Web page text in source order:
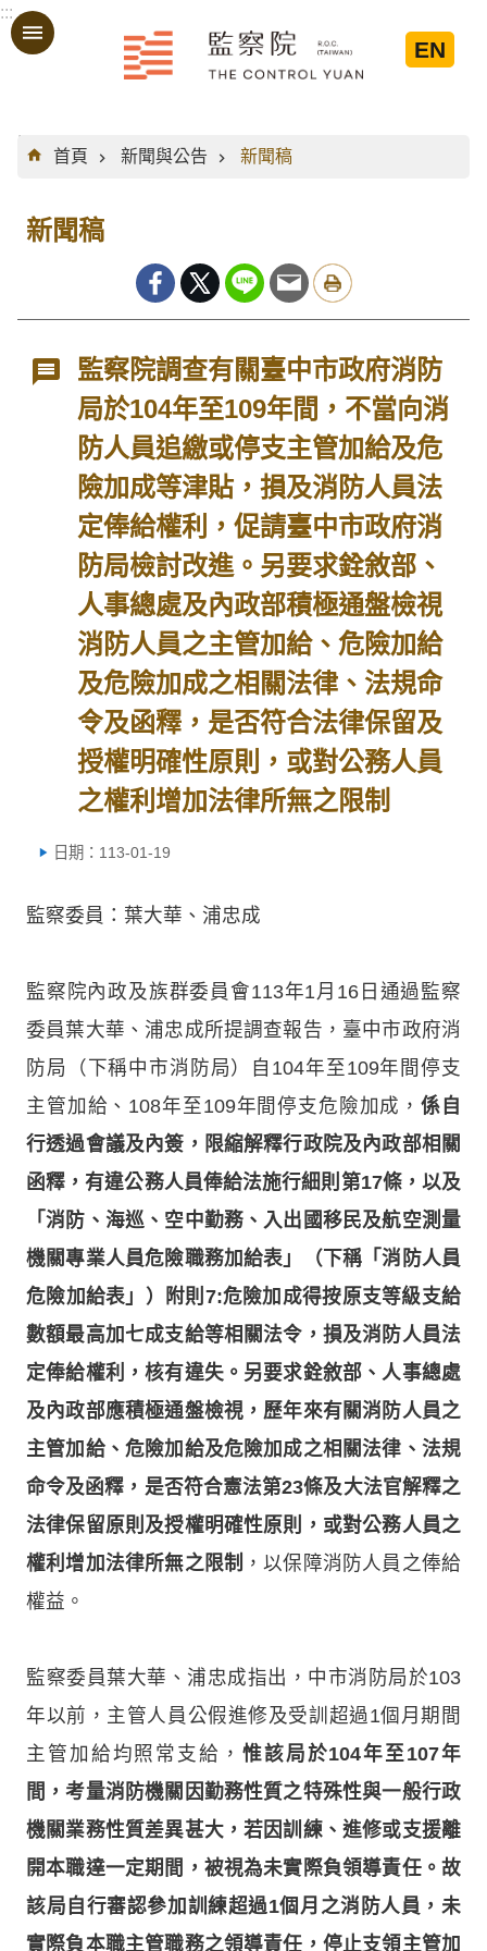
跳到主要內容區塊
:::
EN
:::
首頁
新聞與公告 新聞稿
新聞稿
監察院調查有關臺中市政府消防
局於104年至109年間，不當向消
防人員追繳或停支主管加給及危
險加成等津貼，損及消防人員法
定俸給權利，促請臺中市政府消
防局檢討改進。另要求銓敘部、
人事總處及內政部積極通盤檢視
消防人員之主管加給、危險加給
及危險加成之相關法律、法規命
令及函釋，是否符合法律保留及
授權明確性原則，或對公務人員
之權利增加法律所無之限制
日期：113-01-19
監察委員：葉大華、浦忠成
監察院內政及族群委員會113年1月16日通過監察
委員葉大華、浦忠成所提調查報告，臺中市政府消
防局（下稱中市消防局）自104年至109年間停支
主管加給、108年至109年間停支危險加成，係自
行透過會議及內簽，限縮解釋行政院及內政部相關
函釋，有違公務人員俸給法施行細則第17條，以及
「消防、海巡、空中勤務、入出國移民及航空測量
機關專業人員危險職務加給表」（下稱「消防人員
危險加給表」）附則7:危險加成得按原支等級支給
數額最高加七成支給等相關法令，損及消防人員法
定俸給權利，核有違失。另要求銓敘部、人事總處
及內政部應積極通盤檢視，歷年來有關消防人員之
主管加給、危險加給及危險加成之相關法律、法規
命令及函釋，是否符合憲法第23條及大法官解釋之
法律保留原則及授權明確性原則，或對公務人員之
權利增加法律所無之限制 ，以保障消防人員之俸給
權益。
監察委員葉大華、浦忠成指出，中市消防局於103
年以前，主管人員公假進修及受訓超過1個月期間
主管加給均照常支給， 惟該局於104年至107年
間，考量消防機關因勤務性質之特殊性與一般行政
機關業務性質差異甚大，若因訓練、進修或支援離
開本職達一定期間，被視為未實際負領導責任。故
該局自行審認參加訓練超過1個月之消防人員，未
實際負本職主管職務之領導責任，停止支領主管加